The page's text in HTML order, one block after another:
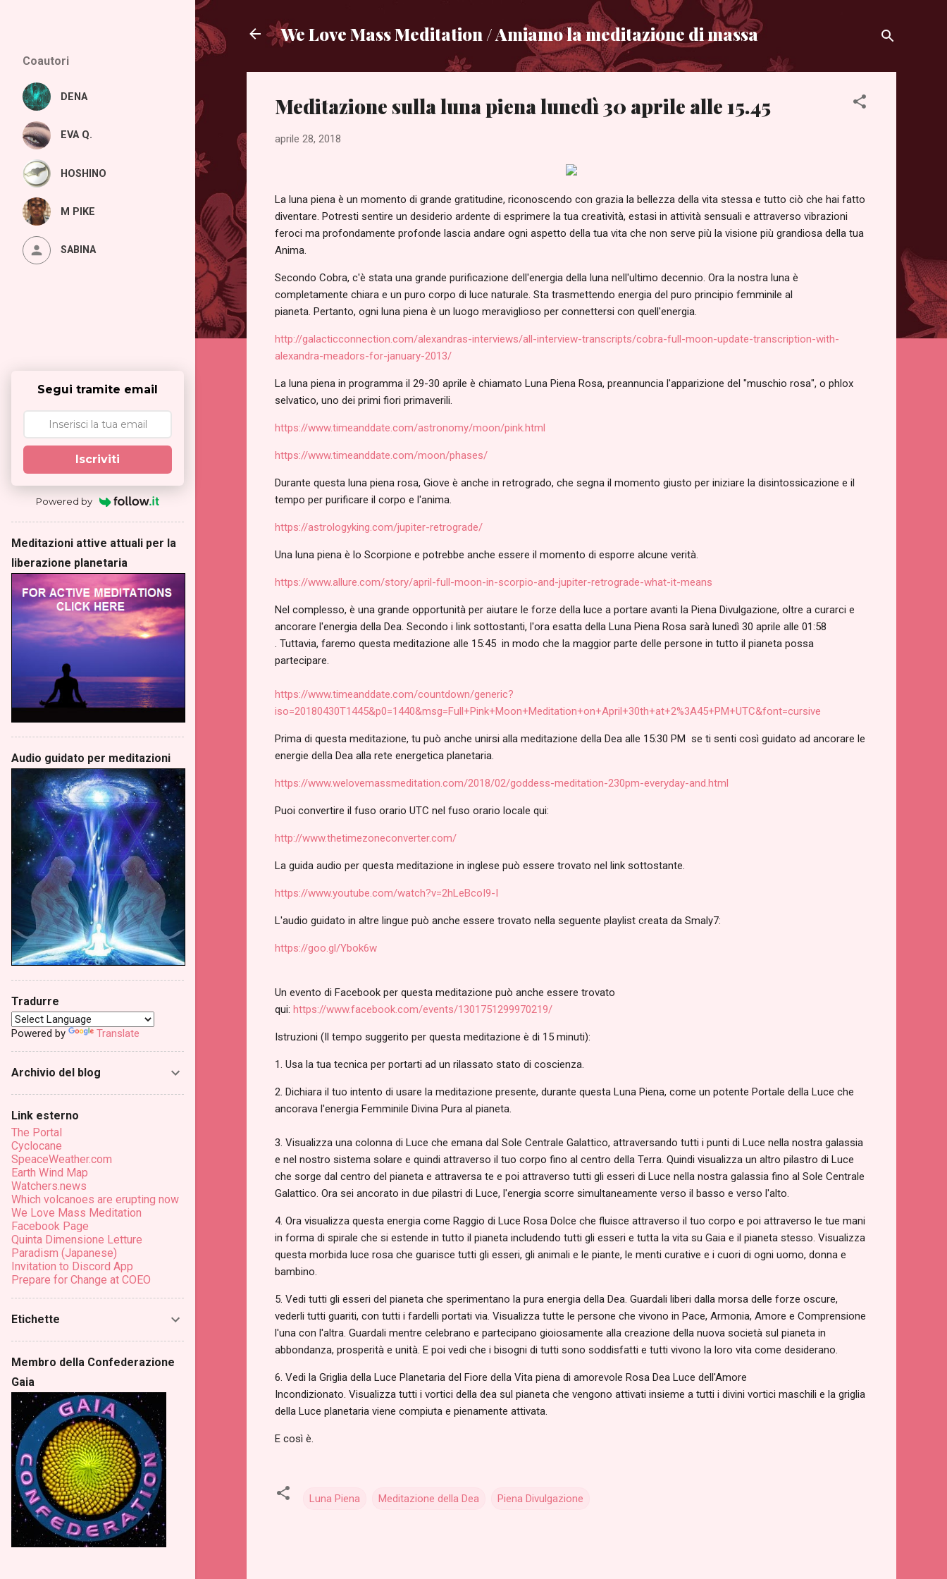
We Love Mass Meditation / Amiamo la meditazione di massa
Meditazione sulla luna piena lunedì 30 aprile alle 15.45
aprile 28, 2018
La luna piena è un momento di grande gratitudine, riconoscendo con grazia la bellezza della vita stessa e tutto ciò che hai fatto
diventare. Potresti sentire un desiderio ardente di esprimere la tua creatività, estasi in attività sensuali e attraverso vibrazioni
feroci ma profondamente profonde lascia andare ogni aspetto della tua vita che non serve più la visione più grandiosa della tua
Anima.
Secondo Cobra, c'è stata una grande purificazione dell'energia della luna nell'ultimo decennio. Ora la nostra luna è
completamente chiara e un puro corpo di luce naturale. Sta trasmettendo energia del puro principio femminile al
pianeta. Pertanto, ogni luna piena è un luogo meraviglioso per connettersi con quell'energia.
http://galacticconnection.com/alexandras-interviews/all-interview-transcripts/cobra-full-moon-update-transcription-with-
alexandra-meadors-for-january-2013/
La luna piena in programma il 29-30 aprile è chiamato Luna Piena Rosa, preannuncia l'apparizione del "muschio rosa", o phlox
selvatico, uno dei primi fiori primaverili.
https://www.timeanddate.com/astronomy/moon/pink.html
https://www.timeanddate.com/moon/phases/
Durante questa luna piena rosa, Giove è anche in retrogrado, che segna il momento giusto per iniziare la disintossicazione e il
tempo per purificare il corpo e l'anima.
https://astrologyking.com/jupiter-retrograde/
Una luna piena è lo Scorpione e potrebbe anche essere il momento di esporre alcune verità.
https://www.allure.com/story/april-full-moon-in-scorpio-and-jupiter-retrograde-what-it-means
Nel complesso, è una grande opportunità per aiutare le forze della luce a portare avanti la Piena Divulgazione, oltre a curarci e
ancorare l'energia della Dea. Secondo i link sottostanti, l'ora esatta della Luna Piena Rosa sarà lunedì 30 aprile alle 01:58
. Tuttavia, faremo questa meditazione alle 15:45 in modo che la maggior parte delle persone in tutto il pianeta possa
partecipare.
https://www.timeanddate.com/countdown/generic?
iso=20180430T1445&p0=1440&msg=Full+Pink+Moon+Meditation+on+April+30th+at+2%3A45+PM+UTC&font=cursive
Prima di questa meditazione, tu può anche unirsi alla meditazione della Dea alle 15:30 PM se ti senti così guidato ad ancorare le
energie della Dea alla rete energetica planetaria.
https://www.welovemassmeditation.com/2018/02/goddess-meditation-230pm-everyday-and.html
Puoi convertire il fuso orario UTC nel fuso orario locale qui:
http://www.thetimezoneconverter.com/
La guida audio per questa meditazione in inglese può essere trovato nel link sottostante.
https://www.youtube.com/watch?v=2hLeBcoI9-I
L'audio guidato in altre lingue può anche essere trovato nella seguente playlist creata da Smaly7:
https://goo.gl/Ybok6w
Un evento di Facebook per questa meditazione può anche essere trovato
qui: https://www.facebook.com/events/1301751299970219/
Istruzioni (Il tempo suggerito per questa meditazione è di 15 minuti):
1. Usa la tua tecnica per portarti ad un rilassato stato di coscienza.
2. Dichiara il tuo intento di usare la meditazione presente, durante questa Luna Piena, come un potente Portale della Luce che
ancorava l'energia Femminile Divina Pura al pianeta.
3. Visualizza una colonna di Luce che emana dal Sole Centrale Galattico, attraversando tutti i punti di Luce nella nostra galassia
e nel nostro sistema solare e quindi attraverso il tuo corpo fino al centro della Terra. Quindi visualizza un altro pilastro di Luce
che sorge dal centro del pianeta e attraversa te e poi attraverso tutti gli esseri di Luce nella nostra galassia fino al Sole Centrale
Galattico. Ora sei ancorato in due pilastri di Luce, l'energia scorre simultaneamente verso il basso e verso l'alto.
4. Ora visualizza questa energia come Raggio di Luce Rosa Dolce che fluisce attraverso il tuo corpo e poi attraverso le tue mani
in forma di spirale che si estende in tutto il pianeta includendo tutti gli esseri e tutta la vita su Gaia e il pianeta stesso. Visualizza
questa morbida luce rosa che guarisce tutti gli esseri, gli animali e le piante, le menti curative e i cuori di ogni uomo, donna e
bambino.
5. Vedi tutti gli esseri del pianeta che sperimentano la pura energia della Dea. Guardali liberi dalla morsa delle forze oscure,
vederli tutti guariti, con tutti i fardelli portati via. Visualizza tutte le persone che vivono in Pace, Armonia, Amore e Comprensione
l'una con l'altra. Guardali mentre celebrano e partecipano gioiosamente alla creazione della nuova società sul pianeta in
abbondanza, prosperità e unità. E poi vedi che i bisogni di tutti sono soddisfatti e tutti vivono la loro vita come desiderano.
6. Vedi la Griglia della Luce Planetaria del Fiore della Vita piena di amorevole Rosa Dea Luce dell'Amore
Incondizionato. Visualizza tutti i vortici della dea sul pianeta che vengono attivati ​​insieme a tutti i divini vortici maschili e la griglia
della Luce planetaria viene compiuta e pienamente attivata.
E così è.
Luna Piena Meditazione della Dea Piena Divulgazione
Coautori
DENA
EVA Q.
HOSHINO
M PIKE
SABINA
Segui tramite email
Iscriviti
Powered by
Meditazioni attive attuali per la
liberazione planetaria
Audio guidato per meditazioni
Tradurre
Powered by Translate
Archivio del blog
Link esterno
The Portal
Cyclocane
SpeaceWeather.com
Earth Wind Map
Watchers.news
Which volcanoes are erupting now
We Love Mass Meditation
Facebook Page
Quinta Dimensione Letture
Paradism (Japanese)
Invitation to Discord App
Prepare for Change at COEO
Etichette
Membro della Confederazione
Gaia